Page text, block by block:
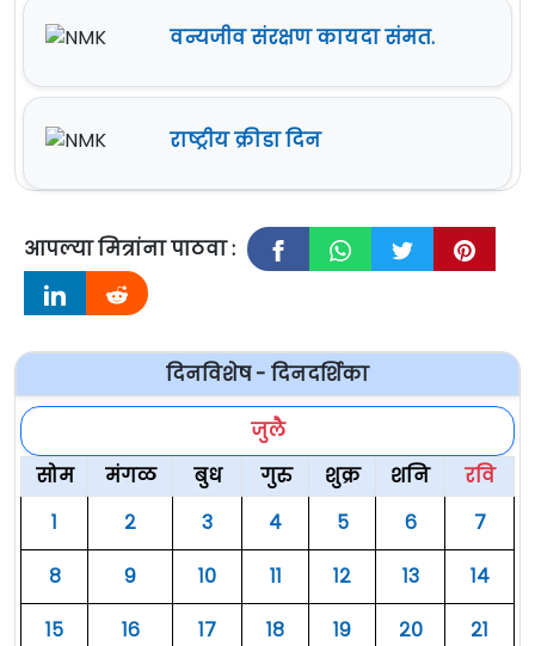
वन्यजीव संरक्षण कायदा संमत.
राष्ट्रीय क्रीडा दिन
आपल्या मित्रांना पाठवा :
दिनविशेष - दिनदर्शिका
जुलै
सोम
मंगळ बुध गुरु शुक्र शनि
रवि
१
२ ३ ४ ५ ६
७
८
९ १० ११ १२ १३
१४
१५
१६ १७ १८ १९ २०
२१